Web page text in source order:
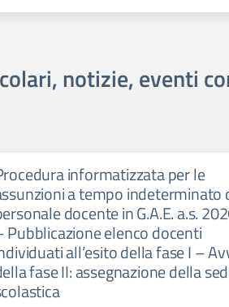
notizie, eventi
informatizzata per le
a tempo indeterminato
docente in G.A.E. a.s.
Pubblicazione elenco docenti
all’esito della fase I –
fase II: assegnazione della